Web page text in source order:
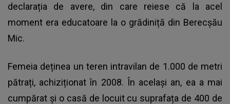
declarația de avere, din care reiese că la acel
moment era educatoare la o grădiniță din Berecșău
Mic.
Femeia deținea un teren intravilan de 1.000 de metri
pătrați, achiziționat în 2008. În același an, ea a mai
cumpărat și o casă de locuit cu suprafața de 400 de